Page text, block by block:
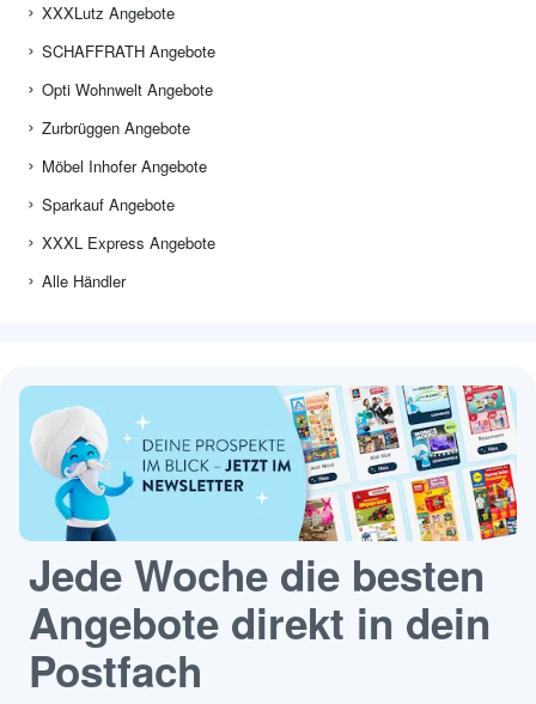
XXXLutz Angebote
SCHAFFRATH Angebote
Opti Wohnwelt Angebote
Zurbrüggen Angebote
Möbel Inhofer Angebote
Sparkauf Angebote
XXXL Express Angebote
Alle Händler
Jede Woche die besten
Angebote direkt in dein
Postfach